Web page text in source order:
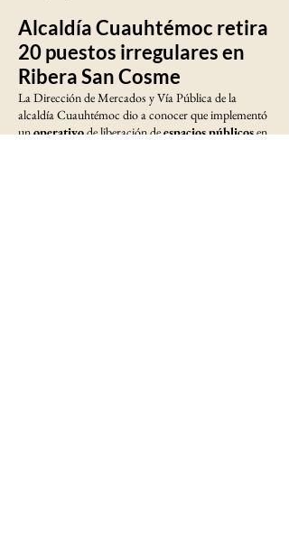
Alcaldía Cuauhtémoc retira
20 puestos irregulares en
Ribera San Cosme
La Dirección de Mercados y Vía Pública de la
alcaldía Cuauhtémoc dio a conocer que implementó
unoperativode liberación deespacios públicosen